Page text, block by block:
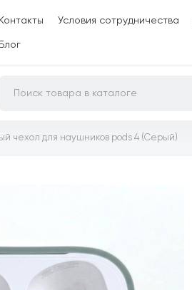
Контакты Условия сотрудничества
Блог
чехол для наушников pods 4 (Серый)